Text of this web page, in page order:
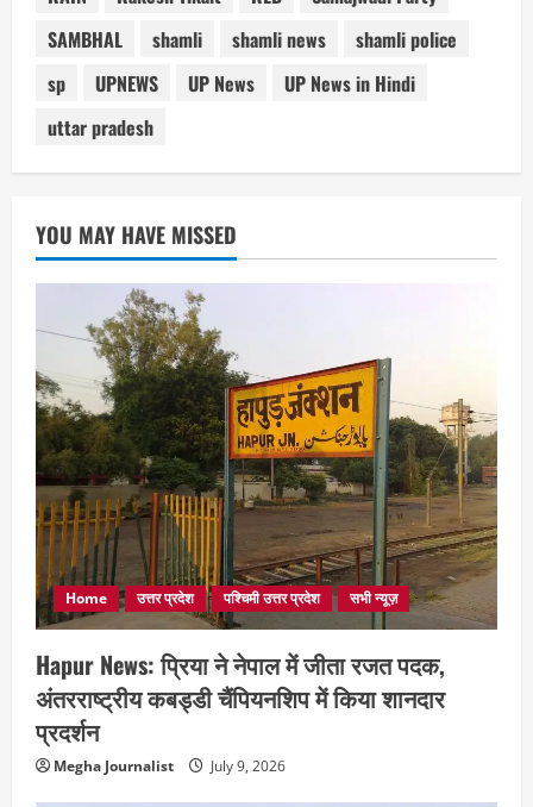
SAMBHAL
shamli shamli news
shamli police
sp
UPNEWS UP News
UP News in Hindi
uttar pradesh
YOU MAY HAVE MISSED
Home उत्तर प्रदेश पश्चिमी उत्तर प्रदेश सभी न्यूज़
Hapur News: प्रिया ने नेपाल में जीता रजत पदक,
अंतरराष्ट्रीय कबड्डी चैंपियनशिप में किया शानदार
प्रदर्शन
Megha Journalist July 9, 2026